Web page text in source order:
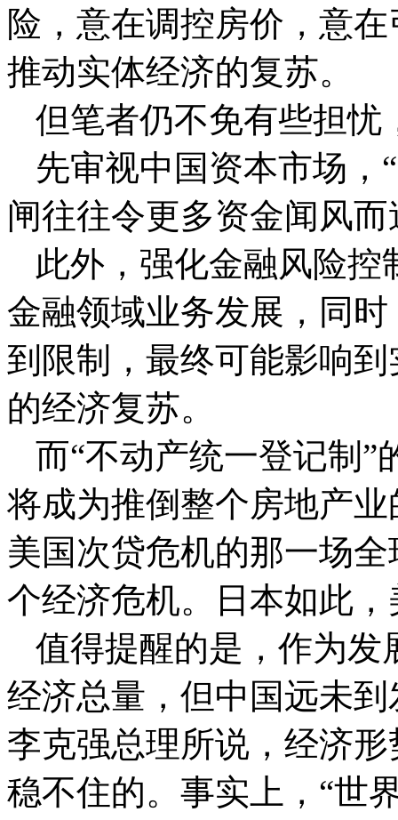
险，意在调控房价，意
推动实体经济的复苏。
但笔者仍不免有些担忧
先审视中国资本市场，
闸往往令更多资金闻风而
此外，强化金融风险
金融领域业务发展，同
到限制，最终可能影响
的经济复苏。
而“不动产统一登记制”
将成为推倒整个房地产
美国次贷危机的那一场
个经济危机。日本如此
值得提醒的是，作为发
经济总量，但中国远未
李克强总理所说，经济
稳不住的。事实上，“世